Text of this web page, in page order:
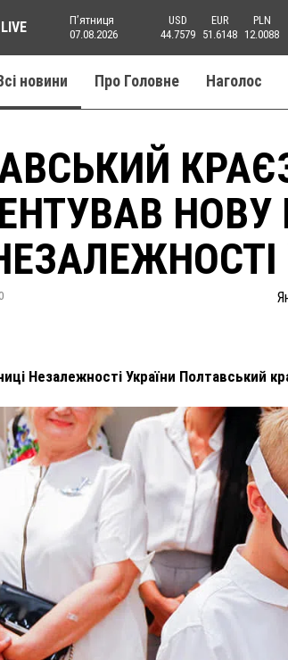
LIVE
Пʼятниця
07.08.2026
USD
44.7579
EUR
51.6148
PLN
12.0088
новини Про Головне Наголос
Незалежності України Полтавський
РОЗШУКУЄ 62-РІЧНУ